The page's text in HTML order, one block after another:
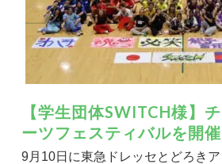
【学生団体SWITCH様】
ーツフェスティバルを開催
9月10日に東急ドレッセとどろき